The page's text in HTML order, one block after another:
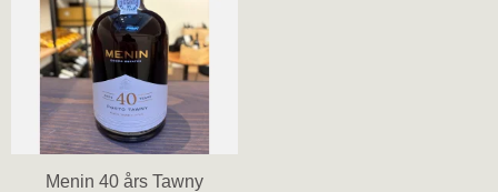
Menin 40 års Tawny